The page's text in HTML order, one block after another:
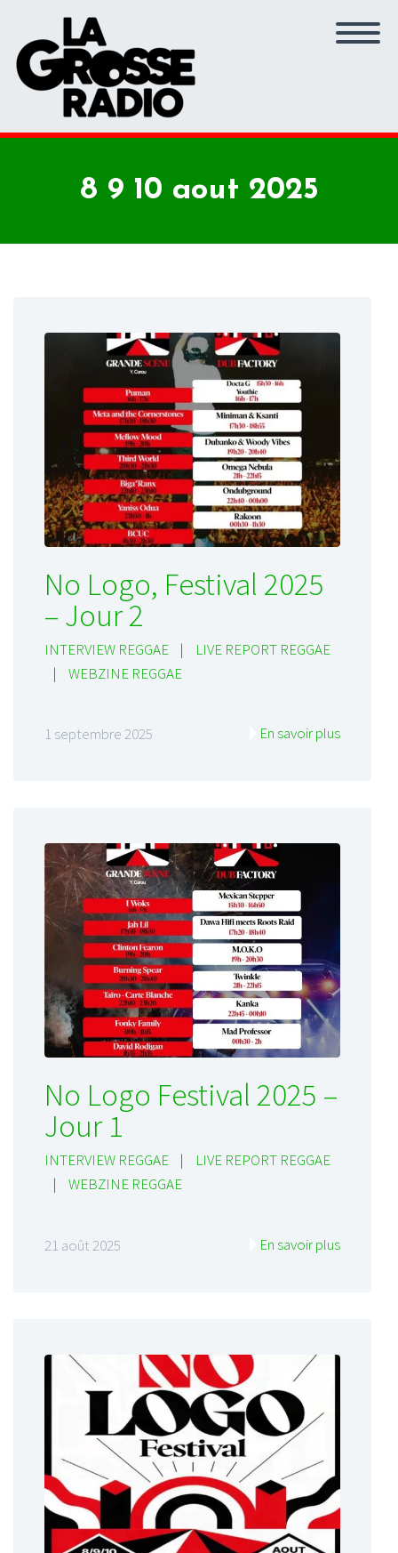
8 9 10 aout 2025
No Logo, Festival 2025
– Jour 2
INTERVIEW REGGAE |
LIVE REPORT REGGAE
|
WEBZINE REGGAE
1 septembre 2025 En savoir plus
No Logo Festival 2025 –
Jour 1
INTERVIEW REGGAE |
LIVE REPORT REGGAE
|
WEBZINE REGGAE
21 août 2025 En savoir plus